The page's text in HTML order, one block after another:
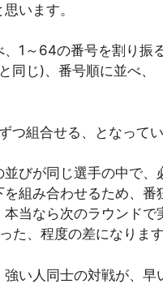
います。
1～64の番号を割り振
同じ)、番号順に並べ、
組合せる、となってい
びが同じ選手の中で、
組み合わせるため、番
当なら次のラウンドで
た、程度の差になります
い人同士の対戦が、早